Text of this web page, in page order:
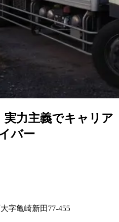
実力主義でキャリア
バー
字亀崎新田77-455